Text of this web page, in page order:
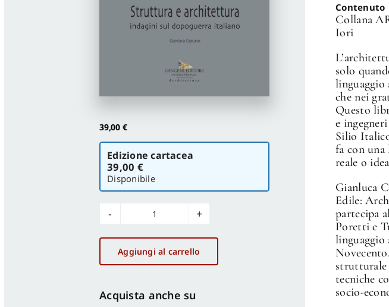
39,00 €
Scegli
versione
Edizione cartacea
39,00 €
Disponibile
Struttura
e
architettura
quantità
Aggiungi al carrello
Acquista anche su
Contenuto
Collana
Iori
solo
linguaggio
che nei
Questo
e
Silio
fa con
reale o
Gianluca
Edile:
partecipa
Poretti e
linguaggio
strutturale
tecniche
socio-